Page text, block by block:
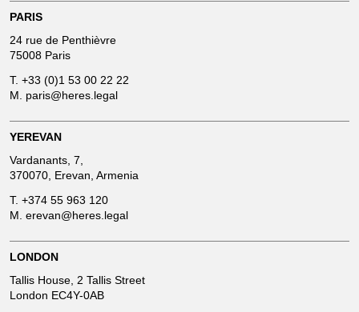
PARIS
24 rue de Penthièvre
75008 Paris
T. +33 (0)1 53 00 22 22
M. paris@heres.legal
YEREVAN
Vardanants, 7,
370070, Erevan, Armenia
T. +374 55 963 120
M. erevan@heres.legal
LONDON
Tallis House, 2 Tallis Street
London EC4Y-0AB